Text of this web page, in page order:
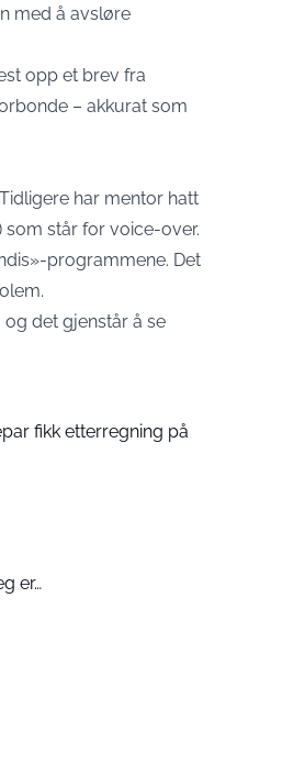
med å avsløre
opp et brev fra
– akkurat som
har mentor hatt
som står for voice-over.
programmene. Det
det gjenstår å se
fikk etterregning på
er…